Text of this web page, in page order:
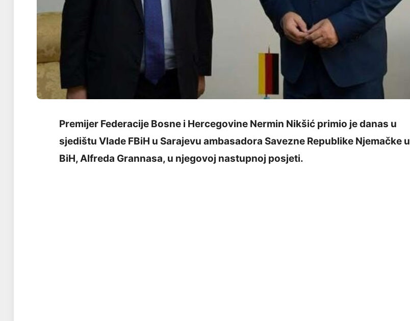
Premijer Federacije Bosne i Hercegovine Nermin Nikšić primio je danas u
sjedištu Vlade FBiH u Sarajevu ambasadora Savezne Republike Njemačke u
BiH, Alfreda Grannasa, u njegovoj nastupnoj posjeti.